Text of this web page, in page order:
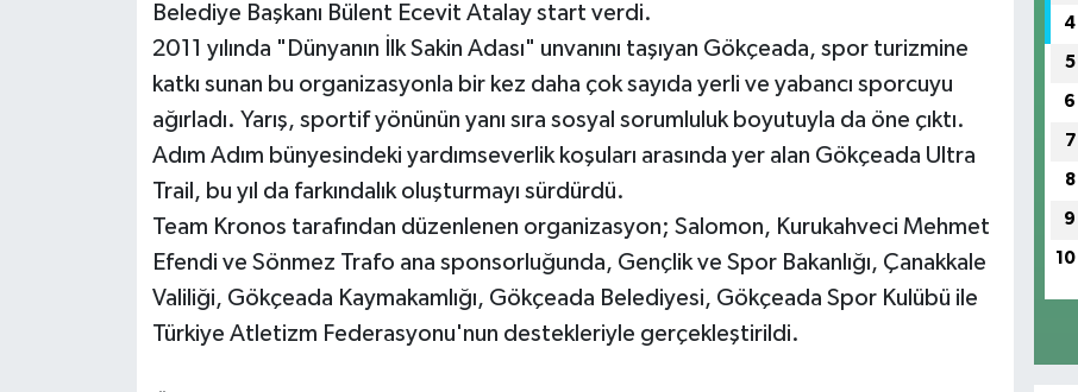
Belediye Başkanı Bülent Ecevit Atalay start verdi.
2011 yılında "Dünyanın İlk Sakin Adası" unvanını taşıyan Gökçeada, spor turizmine
katkı sunan bu organizasyonla bir kez daha çok sayıda yerli ve yabancı sporcuyu
ağırladı. Yarış, sportif yönünün yanı sıra sosyal sorumluluk boyutuyla da öne çıktı.
Adım Adım bünyesindeki yardımseverlik koşuları arasında yer alan Gökçeada Ultra
Trail, bu yıl da farkındalık oluşturmayı sürdürdü.
Team Kronos tarafından düzenlenen organizasyon; Salomon, Kurukahveci Mehmet
Efendi ve Sönmez Trafo ana sponsorluğunda, Gençlik ve Spor Bakanlığı, Çanakkale
Valiliği, Gökçeada Kaymakamlığı, Gökçeada Belediyesi, Gökçeada Spor Kulübü ile
Türkiye Atletizm Federasyonu'nun destekleriyle gerçekleştirildi.
4
5
6
7
8
9
10